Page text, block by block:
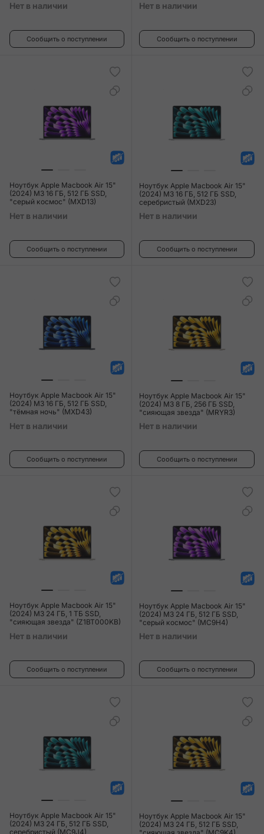
Нет в наличии
Сообщить о поступлении
Нет в наличии
Сообщить о поступлении
Ноутбук Apple Macbook Air 15"
(2024) M3 16 ГБ, 512 ГБ SSD,
"серый космос" (MXD13)
Нет в наличии
Сообщить о поступлении
Ноутбук Apple Macbook Air 15"
(2024) M3 16 ГБ, 512 ГБ SSD,
серебристый (MXD23)
Нет в наличии
Сообщить о поступлении
Ноутбук Apple Macbook Air 15"
(2024) M3 16 ГБ, 512 ГБ SSD,
"тёмная ночь" (MXD43)
Нет в наличии
Сообщить о поступлении
Ноутбук Apple Macbook Air 15"
(2024) M3 8 ГБ, 256 ГБ SSD,
"сияющая звезда" (MRYR3)
Нет в наличии
Сообщить о поступлении
Ноутбук Apple Macbook Air 15"
(2024) M3 24 ГБ, 1 ТБ SSD,
"сияющая звезда" (Z1BT000KB)
Нет в наличии
Сообщить о поступлении
Ноутбук Apple Macbook Air 15"
(2024) M3 24 ГБ, 512 ГБ SSD,
"серый космос" (MC9H4)
Нет в наличии
Сообщить о поступлении
Ноутбук Apple Macbook Air 15"
(2024) M3 24 ГБ, 512 ГБ SSD,
серебристый (MC9J4)
Ноутбук Apple Macbook Air 15"
(2024) M3 24 ГБ, 512 ГБ SSD,